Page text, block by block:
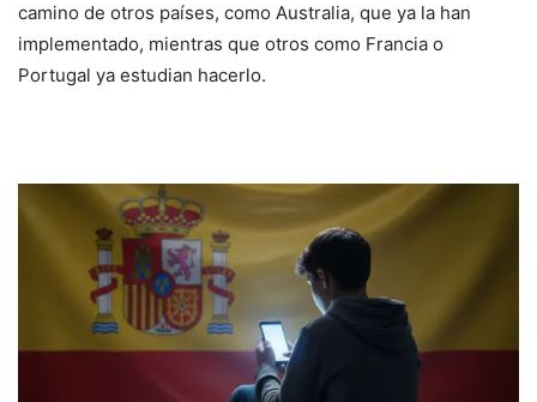
camino de otros países, como Australia, que ya la han
implementado, mientras que otros como Francia o
Portugal ya estudian hacerlo.